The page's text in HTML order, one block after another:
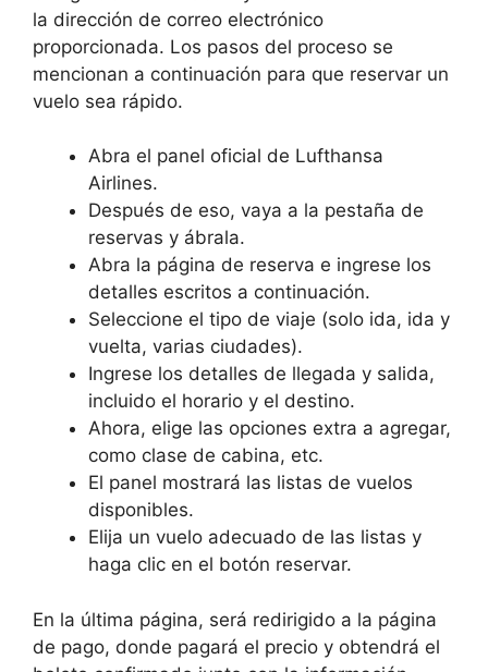
la dirección de correo electrónico
proporcionada. Los pasos del proceso se
mencionan a continuación para que reservar un
vuelo sea rápido.
Abra el panel oficial de Lufthansa
Airlines.
Después de eso, vaya a la pestaña de
reservas y ábrala.
Abra la página de reserva e ingrese los
detalles escritos a continuación.
Seleccione el tipo de viaje (solo ida, ida y
vuelta, varias ciudades).
Ingrese los detalles de llegada y salida,
incluido el horario y el destino.
Ahora, elige las opciones extra a agregar,
como clase de cabina, etc.
El panel mostrará las listas de vuelos
disponibles.
Elija un vuelo adecuado de las listas y
haga clic en el botón reservar.
En la última página, será redirigido a la página
de pago, donde pagará el precio y obtendrá el